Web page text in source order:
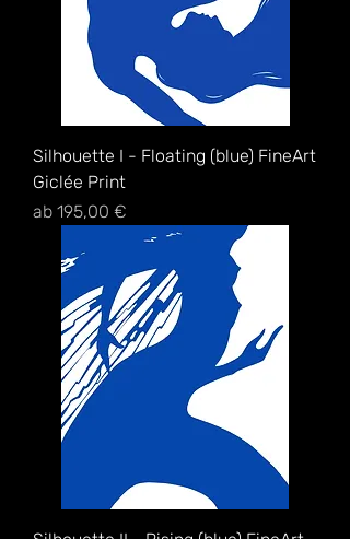
Silhouette I - Floating (blue) FineArt
Giclée Print
ab 195,00 €
Sale-Preis